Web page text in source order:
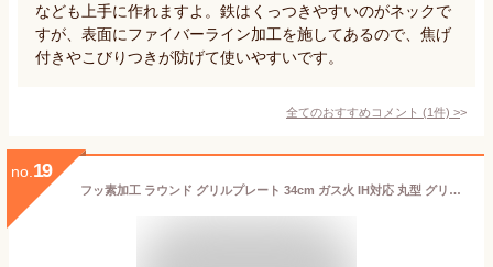
なども上手に作れますよ。鉄はくっつきやすいのがネックで
すが、表面にファイバーライン加工を施してあるので、焦げ
付きやこびりつきが防げて使いやすいです。
全てのおすすめコメント (1件) >
no. 19
フッ素加工 ラウンド グリルプレート 34cm ガス火 IH対応 丸型 グリドル マルチプレート 34cm サイズ 便利 コンパクト 軽量 直火 焚き火 グリルパン フライパン アウトドア キャンプ バーベキュー 焼肉 マルチグリルパン 丸形 鉄板マルチグリドル CAPTAIN STAG